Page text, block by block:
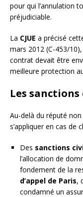
pour qui l’annulation
préjudiciable.
La CJUE a précisé
mars 2012 (C-453/
contrat devait être
meilleure protection
Les
Au-delà du réputé
s’appliquer en cas de
Des sanctions
l’allocation de
fondement de la
d’appel de Paris,
condamné un